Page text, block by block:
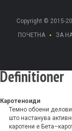
Copyright © 2015-
ПОЧЕТНА
ЗА
Definitioner
Каротеноиди
Темно обоени делови
што настанува
каротени е